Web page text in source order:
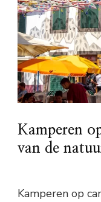
Kamperen
van de
Kamperen op